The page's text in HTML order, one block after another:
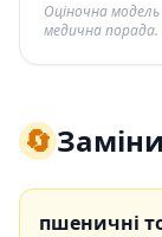
Оціночна модель
медична порада.
🔄
пшеничні